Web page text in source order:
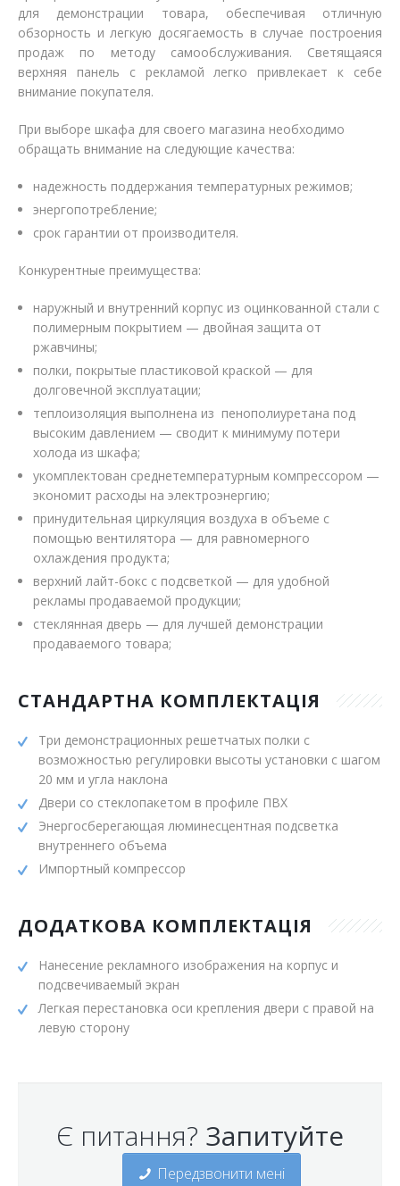
для демонстрации товара, обеспечивая отличную
обзорность и легкую досягаемость в случае построения
продаж по методу самообслуживания. Светящаяся
верхняя панель с рекламой легко привлекает к себе
внимание покупателя.
При выборе шкафа для своего магазина необходимо
обращать внимание на следующие качества:
надежность поддержания температурных режимов;
энергопотребление;
срок гарантии от производителя.
Конкурентные преимущества:
наружный и внутренний корпус из оцинкованной стали с
полимерным покрытием — двойная защита от
ржавчины;
полки, покрытые пластиковой краской — для
долговечной эксплуатации;
теплоизоляция выполнена из пенополиуретана под
высоким давлением — сводит к минимуму потери
холода из шкафа;
укомплектован среднетемпературным компрессором —
экономит расходы на электроэнергию;
принудительная циркуляция воздуха в объеме с
помощью вентилятора — для равномерного
охлаждения продукта;
верхний лайт-бокс с подсветкой — для удобной
рекламы продаваемой продукции;
стеклянная дверь — для лучшей демонстрации
продаваемого товара;
СТАНДАРТНА КОМПЛЕКТАЦІЯ
Три демонстрационных решетчатых полки с
возможностью регулировки высоты установки с шагом
20 мм и угла наклона
Двери со стеклопакетом в профиле ПВХ
Энергосберегающая люминесцентная подсветка
внутреннего объема
Импортный компрессор
ДОДАТКОВА КОМПЛЕКТАЦІЯ
Нанесение рекламного изображения на корпус и
подсвечиваемый экран
Легкая перестановка оси крепления двери с правой на
левую сторону
Є питання? Запитуйте
Передзвонити мені